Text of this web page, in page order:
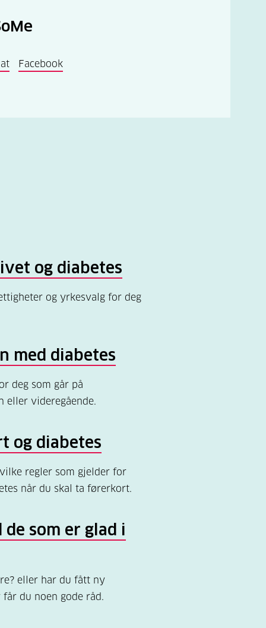
Facebook
og diabetes
og yrkesvalg for deg
med diabetes
deg som går på
eller videregående.
og diabetes
regler som gjelder for
når du skal ta førerkort.
de som er glad i
eller har du fått ny
du noen gode råd.